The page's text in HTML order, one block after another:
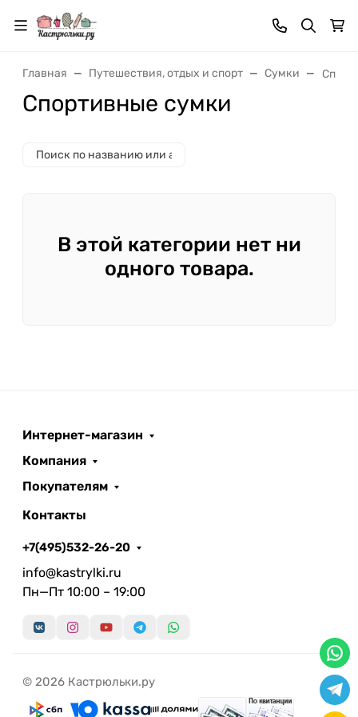
Главная Путешествия, отдых и спорт Сумки
Спортивные сумки
В этой категории нет ни
одного товара.
Интернет-магазин
Компания
Покупателям
Контакты
+7(495)532-26-20
info@kastrylki.ru
Пн—Пт 10:00 – 19:00
© 2026 Кастрюльки.ру